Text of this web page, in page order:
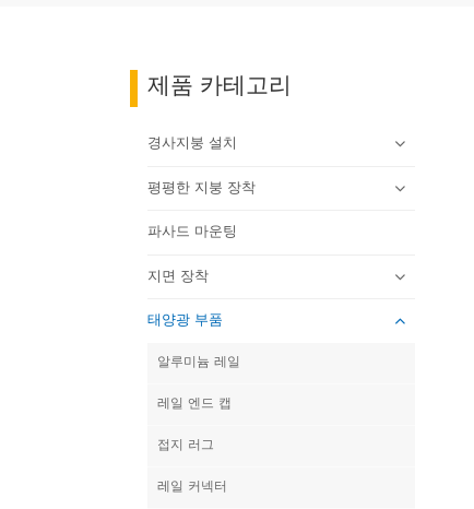
제품 카테고리
경사지붕 설치
평평한 지붕 장착
파사드 마운팅
지면 장착
태양광 부품
알루미늄 레일
레일 엔드 캡
접지 러그
레일 커넥터